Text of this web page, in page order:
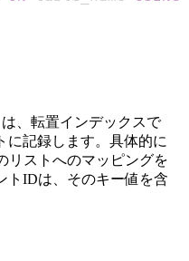
は、転置インデックスで
に記録します。具体的に
リストへのマッピングを
トIDは、そのキー値を含